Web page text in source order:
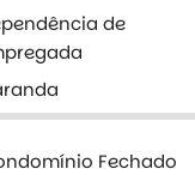
de
Fechado